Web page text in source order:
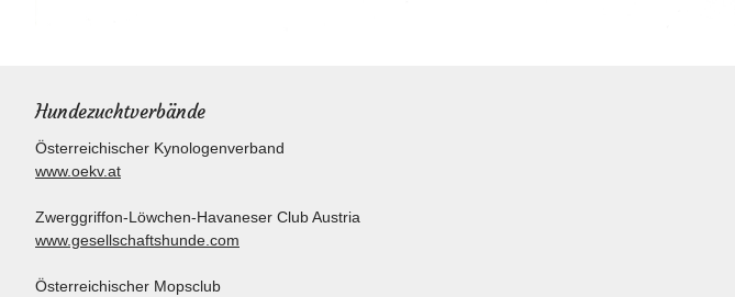
Hundezuchtverbände
Österreichischer Kynologenverband
www.oekv.at
Zwerggriffon-Löwchen-Havaneser Club Austria
www.gesellschaftshunde.com
Österreichischer Mopsclub